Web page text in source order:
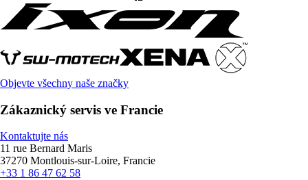
Objevte všechny naše značky
Zákaznický servis ve Francie
Kontaktujte nás
11 rue Bernard Maris
37270 Montlouis-sur-Loire, Francie
+33 1 86 47 62 58